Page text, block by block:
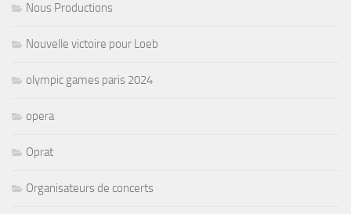
Nous Productions
Nouvelle victoire pour Loeb
olympic games paris 2024
opera
Oprat
Organisateurs de concerts